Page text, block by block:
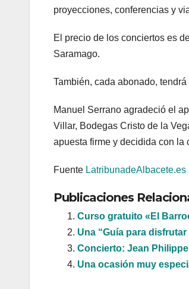
proyecciones, conferencias y
El precio de los conciertos es
Saramago.
También, cada abonado,
Manuel Serrano agradeció el
Villar, Bodegas Cristo de la
apuesta firme y decidida con la
Fuente LatribunadeAlbacete.es
Publicaciones
Curso gratuito «El
Una “Guía para
Concierto: Jean
Una ocasión muy